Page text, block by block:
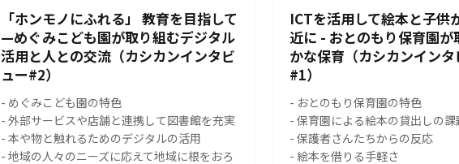
「ホンモノにふれる」 教育を目指して
—めぐみこども園が取り組むデジタル
活用と人との交流（カシカンインタビ
ュー#2）
- めぐみこども園の特色
- 外部サービスや店舗と連携して図書館を充実
- 本や物と触れるためのデジタルの活用
- 地域の人々のニーズに応えて地域に根をおろ
ICTを活用して絵本と子供
近に - おとのもり保育園が
かな保育（カシカンインタ
#1）
- おとのもり保育園の特色
- 保育園による絵本の貸出しの課
- 保護者さんたちからの反応
- 絵本を借りる手軽さ